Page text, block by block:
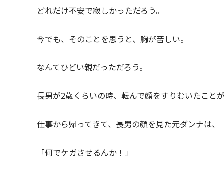
どれだけ不安で寂しかっただろう。
今でも、そのことを思うと、胸が苦しい。
なんてひどい親だっただろう。
長男が2歳くらいの時、転んで顔をすりむいたことが
仕事から帰ってきて、長男の顔を見た元ダンナは、
「何でケガさせるんか！」